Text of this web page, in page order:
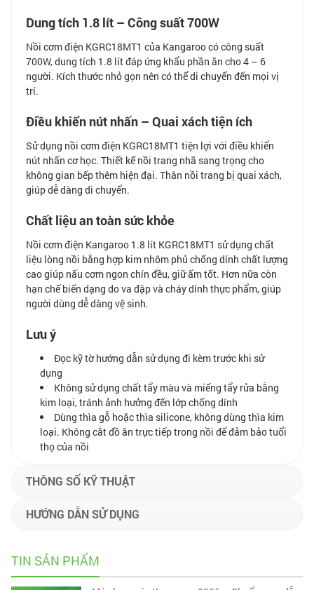
Dung tích 1.8 lít – Công suất 700W
Nồi cơm điện KGRC18MT1 của Kangaroo có công suất
700W, dung tích 1.8 lít đáp ứng khẩu phần ăn cho 4 – 6
người. Kích thước nhỏ gọn nên có thể di chuyển đến mọi vị
trí.
Điều khiển nút nhấn – Quai xách tiện ích
Sử dụng nồi cơm điện KGRC18MT1 tiện lợi với điều khiển
nút nhấn cơ học. Thiết kế nồi trang nhã sang trọng cho
không gian bếp thêm hiện đại. Thân nồi trang bị quai xách,
giúp dễ dàng di chuyển.
Chất liệu an toàn sức khỏe
Nồi cơm điện Kangaroo 1.8 lít KGRC18MT1 sử dụng chất
liệu lòng nồi bằng hợp kim nhôm phủ chống dính chất lượng
cao giúp nấu cơm ngon chín đều, giữ ấm tốt. Hơn nữa còn
hạn chế biến dạng do va đập và cháy dính thực phẩm, giúp
người dùng dễ dàng vệ sinh.
Lưu ý
Đọc kỹ tờ hướng dẫn sử dụng đi kèm trước khi sử
dụng
Không sử dụng chất tẩy màu và miếng tẩy rửa bằng
kim loại, tránh ảnh hưởng đến lớp chống dính
Dùng thìa gỗ hoặc thìa silicone, không dùng thìa kim
loại. Không cắt đồ ăn trực tiếp trong nồi để đảm bảo tuổi
thọ của nồi
THÔNG SỐ KỸ THUẬT
HƯỚNG DẪN SỬ DỤNG
TIN SẢN PHẨM